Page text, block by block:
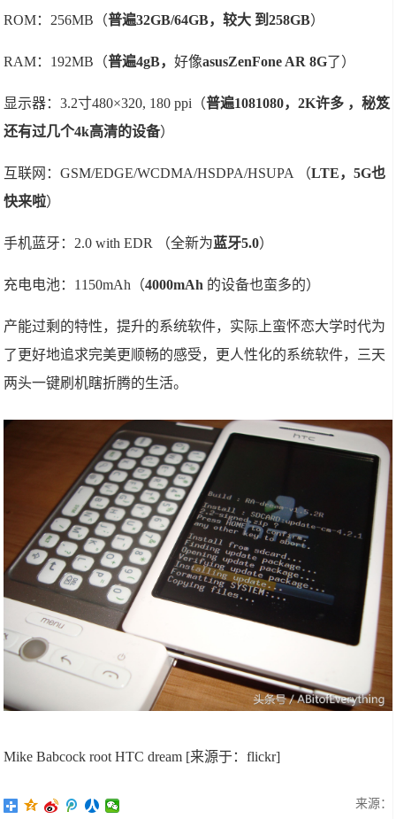
ROM：256MB（普遍32GB/64GB，较大 到258GB）
RAM：192MB（普遍4gB，好像asusZenFone AR 8G了）
显示器：3.2寸480×320, 180 ppi（普遍1081080，2K许多 ，秘笈
还有过几个4k高清的设备）
互联网：GSM/EDGE/WCDMA/HSDPA/HSUPA （LTE，5G也
快来啦）
手机蓝牙：2.0 with EDR （全新为蓝牙5.0）
充电电池：1150mAh（4000mAh 的设备也蛮多的）
产能过剩的特性，提升的系统软件，实际上蛮怀恋大学时代为
了更好地追求完美更顺畅的感受，更人性化的系统软件，三天
两头一键刷机瞎折腾的生活。
Mike Babcock root HTC dream [来源于：flickr]
来源：